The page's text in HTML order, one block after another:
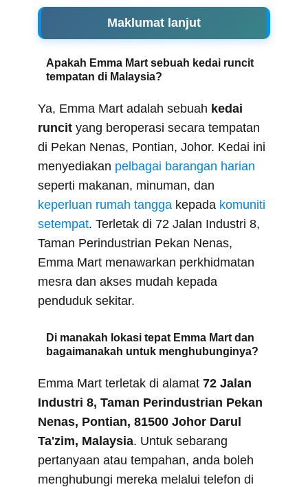
Maklumat lanjut
Apakah Emma Mart sebuah kedai runcit
tempatan di Malaysia?
Ya, Emma Mart adalah sebuah kedai
runcit yang beroperasi secara tempatan
di Pekan Nenas, Pontian, Johor. Kedai ini
menyediakan pelbagai barangan harian
seperti makanan, minuman, dan
keperluan rumah tangga kepada komuniti
setempat. Terletak di 72 Jalan Industri 8,
Taman Perindustrian Pekan Nenas,
Emma Mart menawarkan perkhidmatan
mesra dan akses mudah kepada
penduduk sekitar.
Di manakah lokasi tepat Emma Mart dan
bagaimanakah untuk menghubunginya?
Emma Mart terletak di alamat 72 Jalan
Industri 8, Taman Perindustrian Pekan
Nenas, Pontian, 81500 Johor Darul
Ta'zim, Malaysia. Untuk sebarang
pertanyaan atau tempahan, anda boleh
menghubungi mereka melalui telefon di